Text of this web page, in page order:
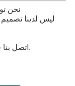
1 نحن
2 ليس لدينا
5 اتصل بنا في أي وقت إذا كان لديك أي سؤال مع بت.